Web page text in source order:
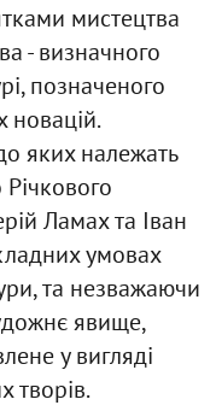
мистецтва
- визначного
позначеного
новацій.
яких належать
Ламах та Іван
умовах
та незважаючи
явище,
у вигляді
творів.